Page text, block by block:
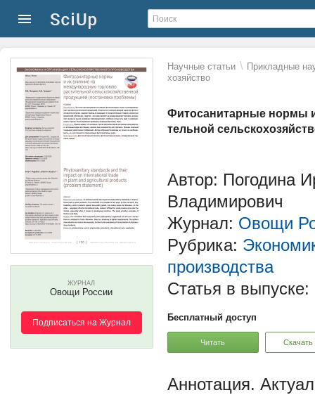
Научные статьи \ Прикладные
хозяйство
Фитосанитарные нормы
тельной
ЖУРНАЛ
Овощи России
Подписаться на Журнал
Автор: Погодина
Владимирович
Журнал: Овощи
Рубрика:
производства
Статья в выпуске:
Бесплатный доступ
Читать Скачать